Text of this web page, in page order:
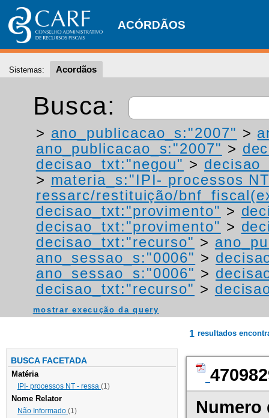
ACÓRDÃOS
Sistemas: Acordãos
Busca:
> ano_publicacao_s:"2007" >
ano_publicacao_s:"2007" >
decisao_txt:"negou" >
> materia_s:"IPI- processos
ressarc/restituição/
decisao_txt:"provimento" >
decisao_txt:"provimento" >
decisao_txt:"recurso" >
ano_sessao_s:"0006" >
ano_sessao_s:"0006" >
decisao_txt:"recurso" >
mostrar execução da query
BUSCA FACETADA
Matéria
IPI- processos NT - ressa (1)
Nome Relator
Não Informado (1)
1 resultados
Numero